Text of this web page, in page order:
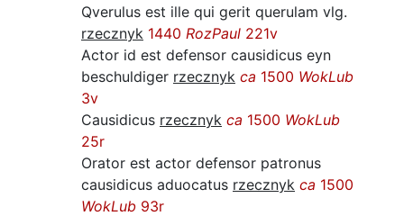
Qverulus est ille qui gerit querulam vlg.
rzecznyk 1440 RozPaul 221v
Actor id est defensor causidicus eyn
beschuldiger rzecznyk ca 1500 WokLub
3v
Causidicus rzecznyk ca 1500 WokLub
25r
Orator est actor defensor patronus
causidicus aduocatus rzecznyk ca 1500
WokLub 93r